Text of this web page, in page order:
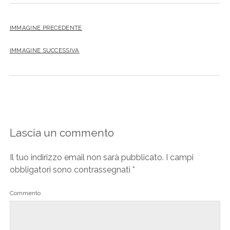
IMMAGINE PRECEDENTE
IMMAGINE SUCCESSIVA
Lascia un commento
Il tuo indirizzo email non sarà pubblicato. I campi
obbligatori sono contrassegnati *
Commento